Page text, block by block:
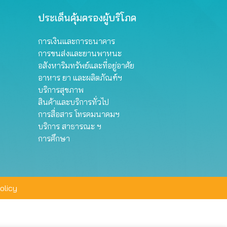
ประเด็นคุ้มครองผู้บริโภค
การเงินและการธนาคาร
การขนส่งและยานพาหนะ
อสังหาริมทรัพย์และที่อยู่อาศัย
อาหาร ยา และผลิตภัณฑ์ฯ
บริการสุขภาพ
สินค้าและบริการทั่วไป
การสื่อสาร โทรคมนาคมฯ
บริการ สาธารณะ ฯ
การศึกษา